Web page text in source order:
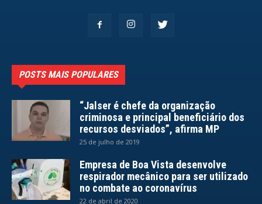
POSTS MAIS POPULARES
“Jalser é chefe da organização
criminosa e principal beneficiário dos
recursos desviados”, afirma MP
25 de julho de 2019
Empresa de Boa Vista desenvolve
respirador mecânico para ser utilizado
no combate ao coronavírus
22 de abril de 2020